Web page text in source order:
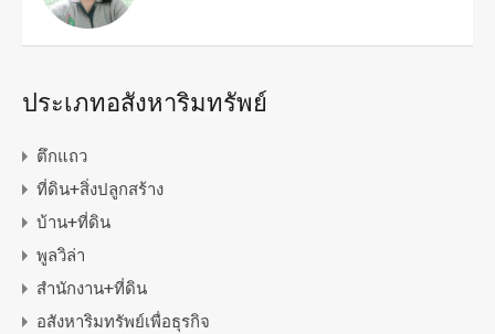
ประเภทอสังหาริมทรัพย์
ตึกแถว
ที่ดิน+สิ่งปลูกสร้าง
บ้าน+ที่ดิน
พูลวิล่า
สำนักงาน+ที่ดิน
อสังหาริมทรัพย์เพื่อธุรกิจ